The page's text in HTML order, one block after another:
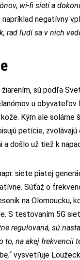
wi-fi sietí a
negatívny
rad ľudí sa v nich
žiarením, sú podľa
u obyvateľov
Kým ale
petície,
a došlo už tiež k
siete piatej
Súťaž o
na
S testovaním 5G
regulovaná, sú
to, na akej frekvencii
“ vysvetľuje